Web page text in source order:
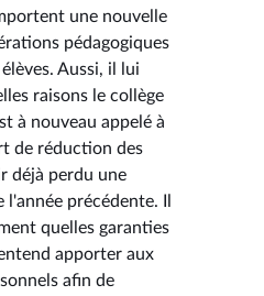
une nouvelle
pédagogiques
Aussi, il lui
raisons le collège
à nouveau appelé à
de réduction des
déjà perdu une
l'année précédente. Il
quelles garanties
apporter aux
afin de